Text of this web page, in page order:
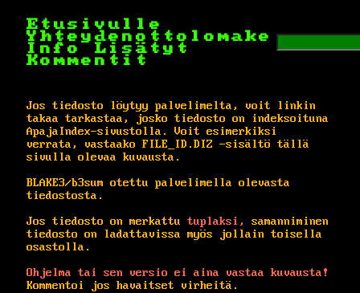
Etusivulle
Yhteydenottolomake
Info
Lisätyt
Kommentit
Jos tiedosto löytyy palvelimelta, voit linkin
takaa tarkastaa, josko tiedosto on indeksoituna
ApajaIndex-sivustolla. Voit esimerkiksi
verrata, vastaako FILE_ID.DIZ -sisältö tällä
sivulla olevaa kuvausta.
BLAKE3/b3sum otettu palvelimella olevasta
tiedostosta.
Jos tiedosto on merkattu tuplaksi,
samanniminen
tiedosto on ladattavissa myös jollain toisella
osastolla.
Ohjelma tai sen versio ei aina vastaa kuvausta!
Kommentoi jos havaitset virheitä.